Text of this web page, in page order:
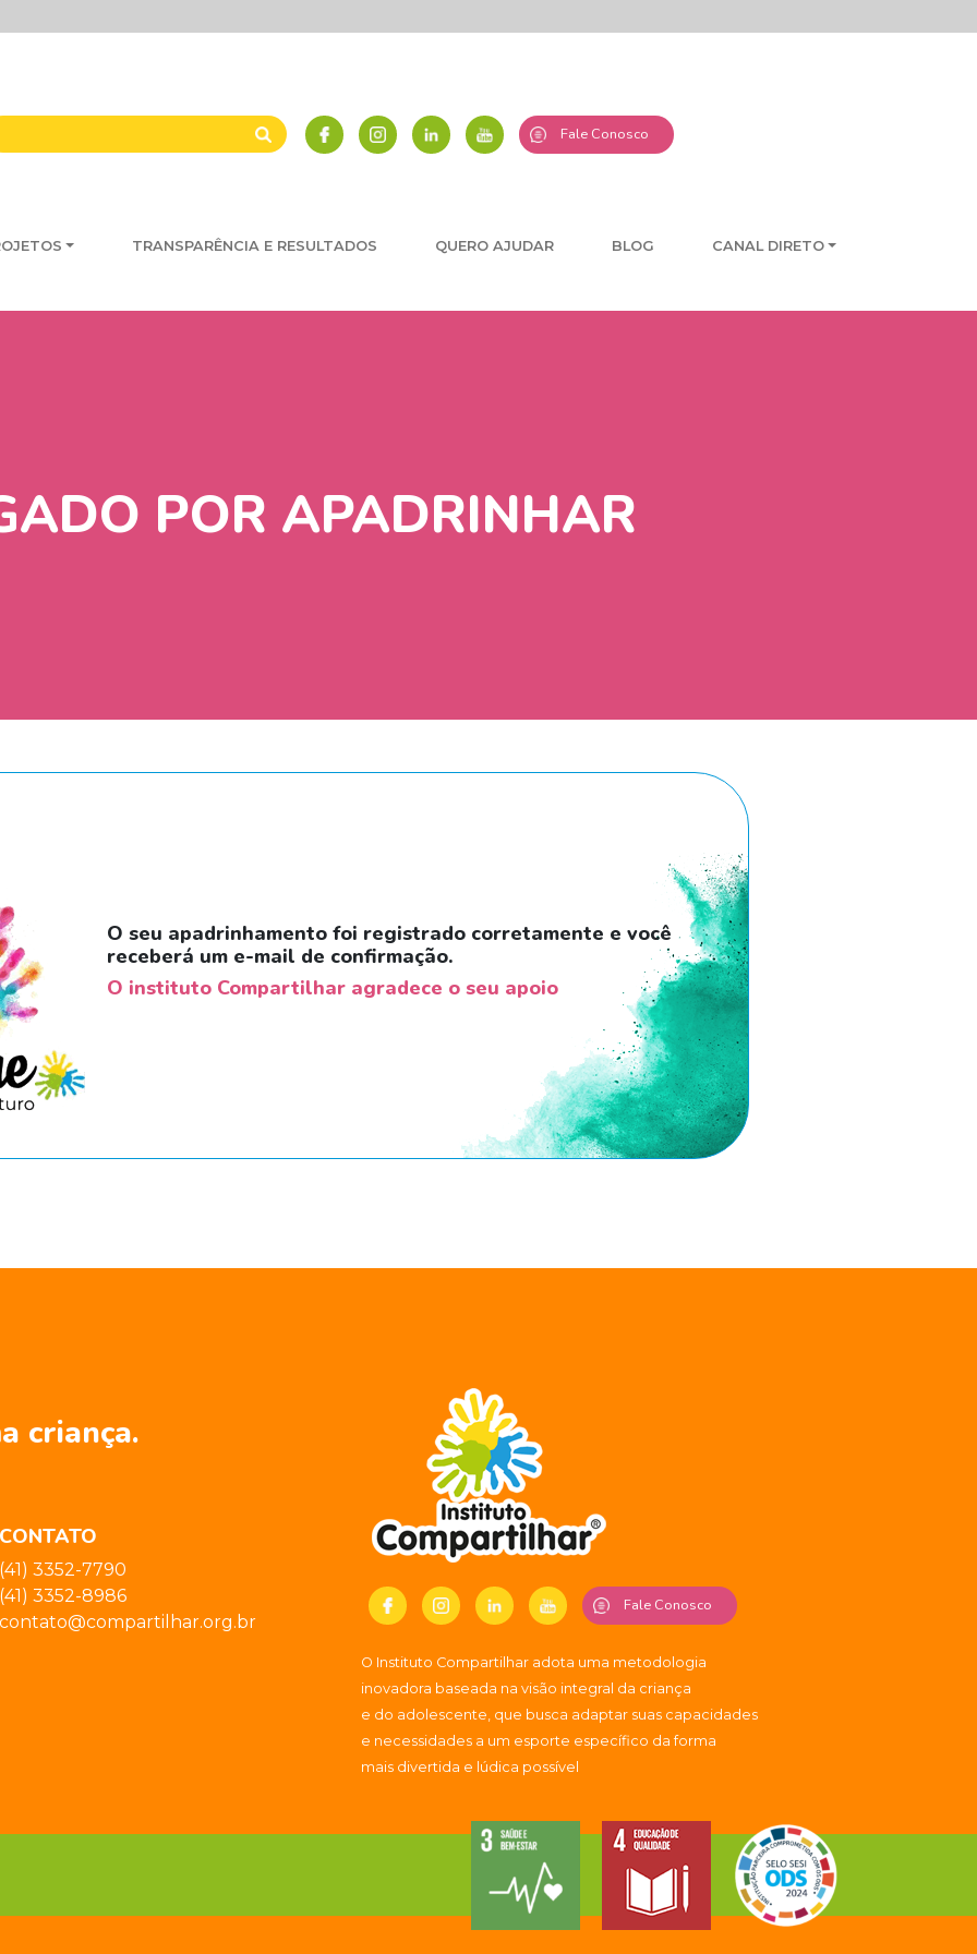
Fale Conosco
TRANSPARÊNCIA E RESULTADOS QUERO AJUDAR BLOG CANAL DIRETO
POR APADRINHAR
O seu apadrinhamento foi registrado corretamente e você
receberá um e-mail de confirmação.
O instituto Compartilhar agradece o seu apoio
criança.
3352-7790
3352-8986
Fale Conosco
O Instituto Compartilhar adota uma metodologia
inovadora baseada na visão integral da criança
e do adolescente, que busca adaptar suas capacidades
e necessidades a um esporte específico da forma
mais divertida e lúdica possível